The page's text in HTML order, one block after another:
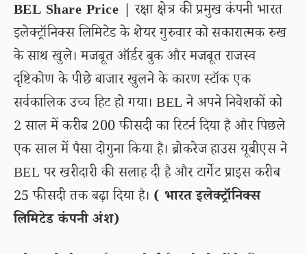
BEL Share Price | रक्षा क्षेत्र की प्रमुख कंपनी भारत
इलेक्ट्रॉनिक्स लिमिटेड के शेयर गुरुवार को सकारात्मक रुख
के साथ खुले। मजबूत ऑर्डर बुक और मजबूत राजस्व
दृष्टिकोण के पीछे बाजार खुलने के कारण स्टॉक एक
सर्वकालिक उच्च हिट हो गया। BEL ने अपने निवेशकों को
2 साल में करीब 200 फीसदी का रिटर्न दिया है और पिछले
एक साल में पैसा दोगुना किया है। ब्रोकरेज हाउस यूबीएस ने
BEL पर खरीदारी की सलाह दी है और टार्गेट प्राइस करीब
25 फीसदी तक बढ़ा दिया है। ( भारत इलेक्ट्रॉनिक्स
लिमिटेड कंपनी अंश)